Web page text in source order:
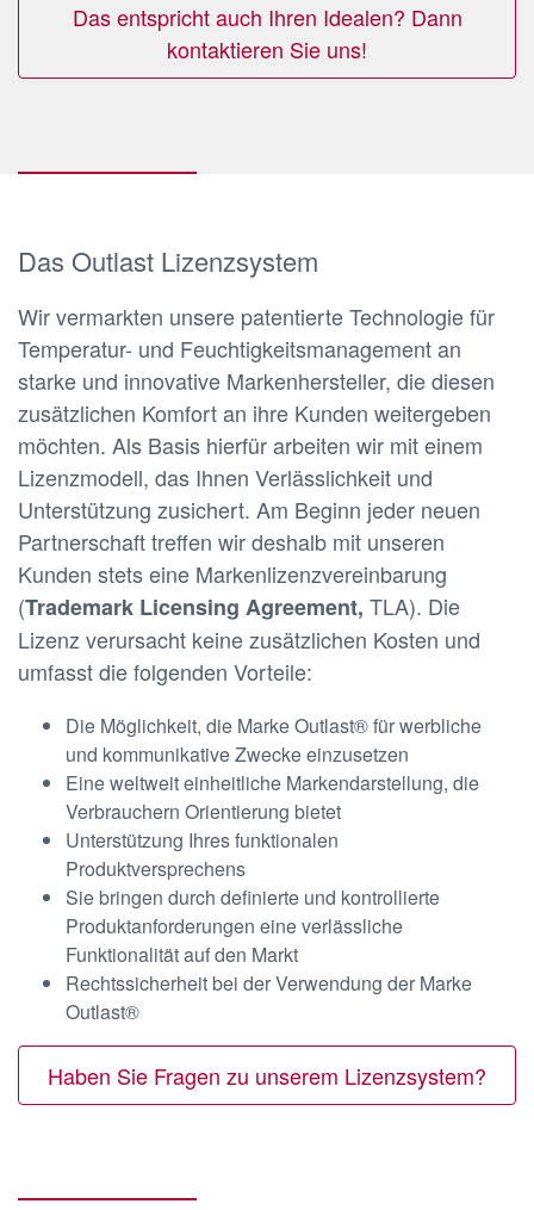
Das entspricht auch Ihren Idealen? Dann
kontaktieren Sie uns!
Das Outlast Lizenzsystem
Wir vermarkten unsere patentierte Technologie für
Temperatur- und Feuchtigkeitsmanagement an
starke und innovative Markenhersteller, die diesen
zusätzlichen Komfort an ihre Kunden weitergeben
möchten. Als Basis hierfür arbeiten wir mit einem
Lizenzmodell, das Ihnen Verlässlichkeit und
Unterstützung zusichert. Am Beginn jeder neuen
Partnerschaft treffen wir deshalb mit unseren
Kunden stets eine Markenlizenzvereinbarung
(Trademark Licensing Agreement, TLA). Die
Lizenz verursacht keine zusätzlichen Kosten und
umfasst die folgenden Vorteile:
Die Möglichkeit, die Marke Outlast® für werbliche
und kommunikative Zwecke einzusetzen
Eine weltweit einheitliche Markendarstellung, die
Verbrauchern Orientierung bietet
Unterstützung Ihres funktionalen
Produktversprechens
Sie bringen durch definierte und kontrollierte
Produktanforderungen eine verlässliche
Funktionalität auf den Markt
Rechtssicherheit bei der Verwendung der Marke
Outlast®
Haben Sie Fragen zu unserem Lizenzsystem?